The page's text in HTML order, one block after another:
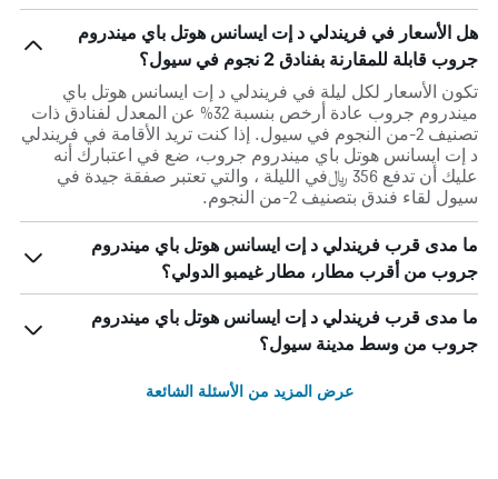
هل الأسعار في فريندلي د إت ايسانس هوتل باي ميندروم
جروب قابلة للمقارنة بفنادق 2 نجوم في سيول؟
تكون الأسعار لكل ليلة في فريندلي د إت ايسانس هوتل باي
ميندروم جروب عادة أرخص بنسبة 32% عن المعدل لفنادق ذات
تصنيف 2-من النجوم في سيول. إذا كنت تريد الأقامة في فريندلي
د إت ايسانس هوتل باي ميندروم جروب، ضع في اعتبارك أنه
عليك أن تدفع 356 ﷼في الليلة ، والتي تعتبر صفقة جيدة في
سيول لقاء فندق بتصنيف 2-من النجوم.
ما مدى قرب فريندلي د إت ايسانس هوتل باي ميندروم
جروب من أقرب مطار، مطار غيمبو الدولي؟
ما مدى قرب فريندلي د إت ايسانس هوتل باي ميندروم
جروب من وسط مدينة سيول؟
عرض المزيد من الأسئلة الشائعة